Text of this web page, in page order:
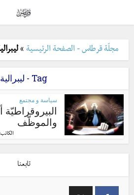
مجلّة قرطاس - الصفحة الرئيسية »
Tag - ليبرالية
سياسة و مجتمع
البيروقراطيّة
والموظّف
الكاتب:
تابعنا